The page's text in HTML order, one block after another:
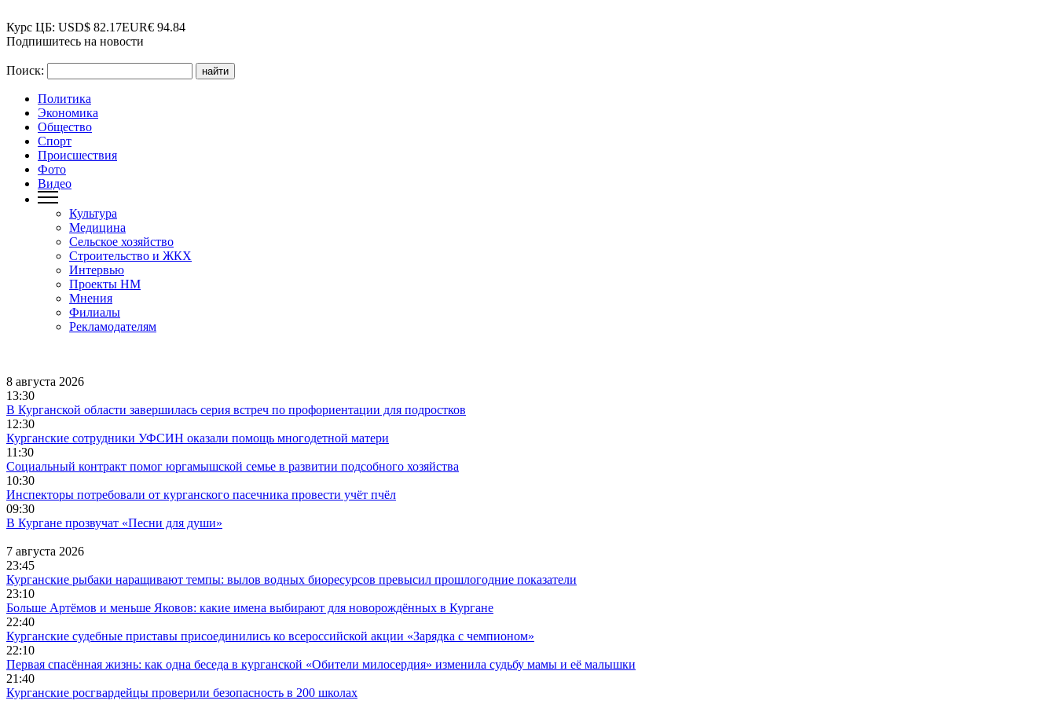
Курс ЦБ: USD$ 82.17EUR€ 94.84
Подпишитесь на новости
Поиск:
Политика
Экономика
Общество
Спорт
Происшествия
Фото
Видео
Культура
Медицина
Сельское хозяйство
Строительство и ЖКХ
Интервью
Проекты НМ
Мнения
Филиалы
Рекламодателям
8 августа 2026
13:30
В Курганской области завершилась серия встреч по профориентации для подростков
12:30
Курганские сотрудники УФСИН оказали помощь многодетной матери
11:30
Социальный контракт помог юргамышской семье в развитии подсобного хозяйства
10:30
Инспекторы потребовали от курганского пасечника провести учёт пчёл
09:30
В Кургане прозвучат «Песни для души»
7 августа 2026
23:45
Курганские рыбаки наращивают темпы: вылов водных биоресурсов превысил прошлогодние показатели
23:10
Больше Артёмов и меньше Яковов: какие имена выбирают для новорождённых в Кургане
22:40
Курганские судебные приставы присоединились ко всероссийской акции «Зарядка с чемпионом»
22:10
Первая спасённая жизнь: как одна беседа в курганской «Обители милосердия» изменила судьбу мамы и её малышки
21:40
Курганские росгвардейцы проверили безопасность в 200 школах